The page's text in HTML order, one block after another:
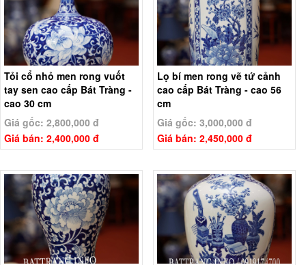
Tỏi cổ nhỏ men rong vuốt
tay sen cao cấp Bát Tràng -
cao 30 cm
Giá gốc: 2,800,000 đ
Giá bán: 2,400,000 đ
Lọ bí men rong vẽ tứ cảnh
cao cấp Bát Tràng - cao 56
cm
Giá gốc: 3,000,000 đ
Giá bán: 2,450,000 đ